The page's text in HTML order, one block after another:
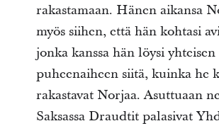
rakastamaan. Hänen aikansa
myös siihen, että hän kohtasi
jonka kanssa hän löysi yhteisen
puheenaiheen siitä, kuinka he
rakastavat Norjaa. Asuttuaan
Saksassa Draudtit palasivat